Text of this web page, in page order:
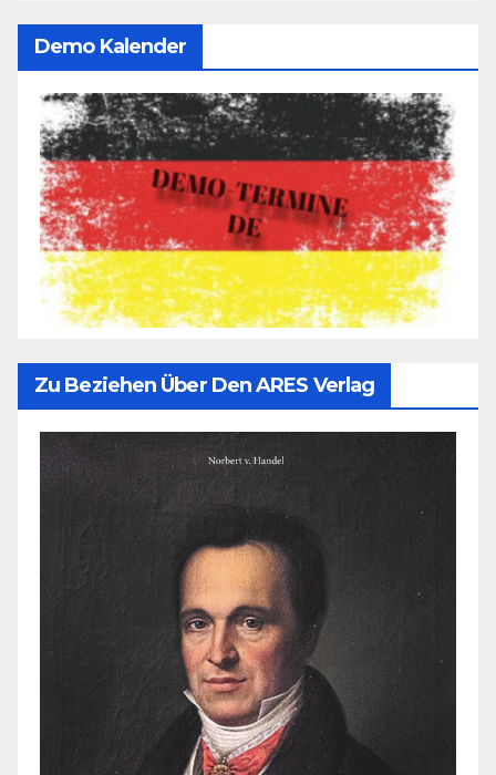
Demo Kalender
Zu Beziehen Über Den ARES Verlag